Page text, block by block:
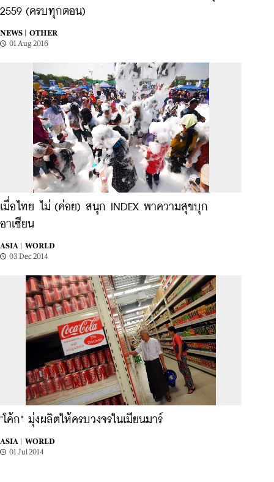
2559 (ครบทุกตอน)
NEWS |
OTHER
01 Aug 2016
เมื่อไทย ไม่ (ค่อย) สนุก INDEX พาความสุขบุก
อาเซียน
ASIA |
WORLD
03 Dec 2014
"โค้ก" มุ่งผลิตให้ครบวงจรในเมียนมาร์
ASIA |
WORLD
01 Jul 2014